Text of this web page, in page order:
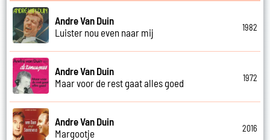
Andre Van Duin
Luister nou even naar mij
1982
Andre Van Duin
Maar voor de rest gaat alles goed
1972
Andre Van Duin
Margootje
2016